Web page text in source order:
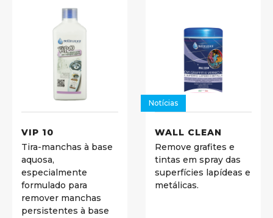
VIP 10
Tira-manchas à base
aquosa,
especialmente
formulado para
remover manchas
persistentes à base
Notícias
WALL CLEAN
Remove grafites e
tintas em spray das
superfícies lapídeas e
metálicas.